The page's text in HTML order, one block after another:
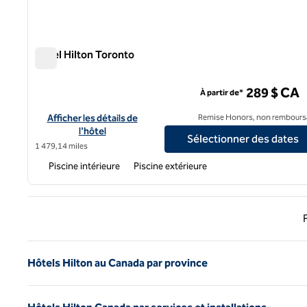
Hôtel Hilton Toronto
Afficher les détails de l'hôtel Hilton Toronto
Afficher les détails de
l'hôtel
1 479,14 miles
À partir de* 289 $ CA
Remise Honors, non
Sélectionner des dates
Piscine intérieure Piscine extérieure
Hôtels Hilton au Canada par province